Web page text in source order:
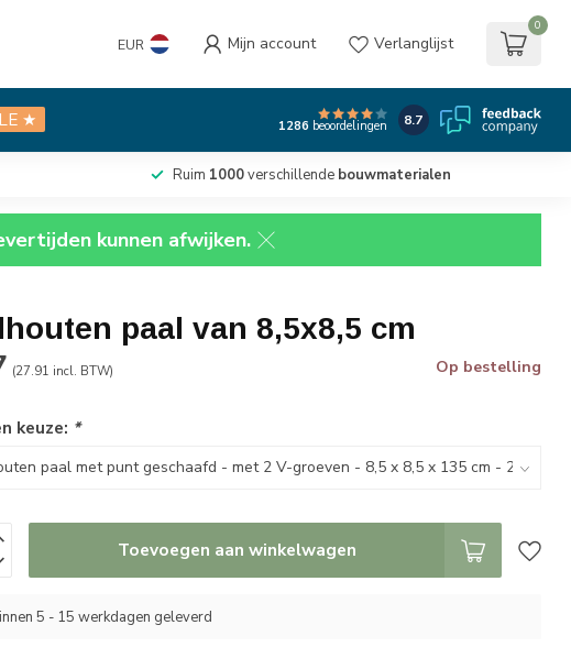
EUR Mijn account Verlanglijst
0
★ 1286 beoordelingen 8.7
Ruim 1000verschillende bouwmaterialen
kunnen afwijken.
paal van 8,5x8,5 cm
(27.91 incl. BTW) Op bestelling
keuze: *
Toevoegen aan winkelwagen
5 - 15 werkdagen geleverd